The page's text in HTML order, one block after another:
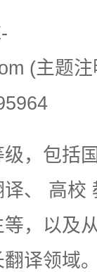
(主题
，包括
、 高校
，以及
译领域